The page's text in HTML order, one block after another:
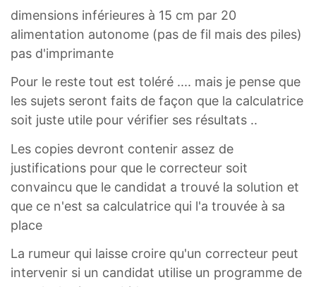
dimensions inférieures à 15 cm par 20
alimentation autonome (pas de fil mais des piles)
pas d'imprimante
Pour le reste tout est toléré .... mais je pense que
les sujets seront faits de façon que la calculatrice
soit juste utile pour vérifier ses résultats ..
Les copies devront contenir assez de
justifications pour que le correcteur soit
convaincu que le candidat a trouvé la solution et
que ce n'est sa calculatrice qui l'a trouvée à sa
place
La rumeur qui laisse croire qu'un correcteur peut
intervenir si un candidat utilise un programme de